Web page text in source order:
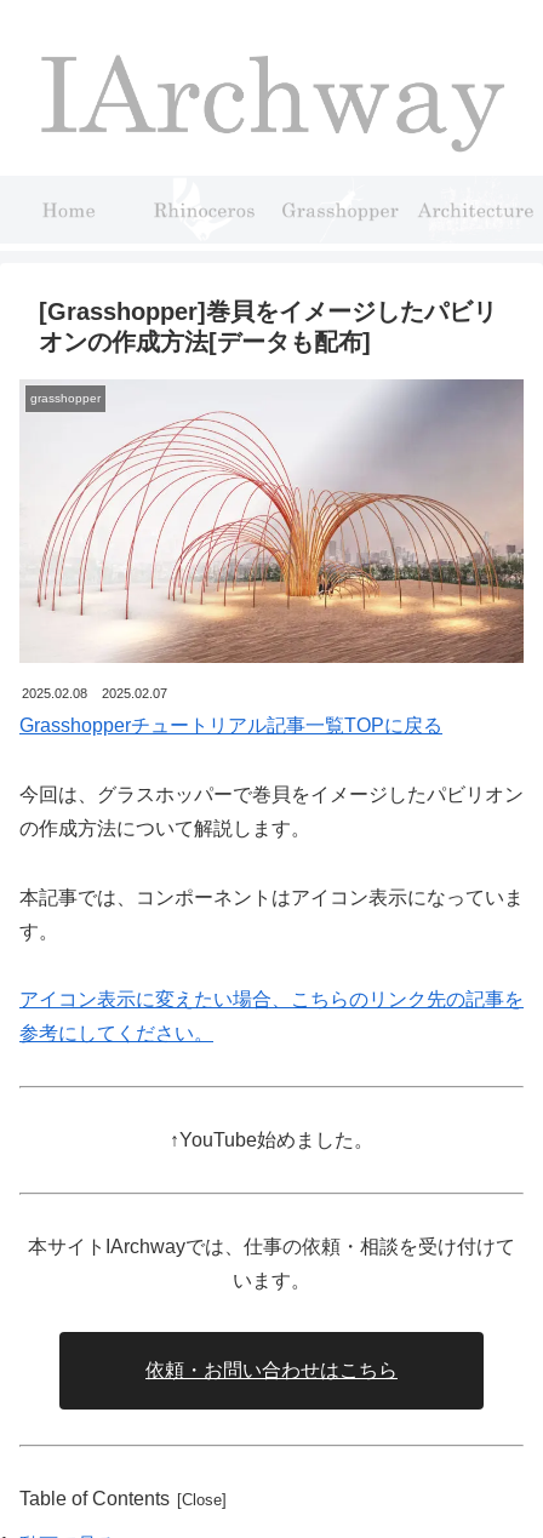
[Grasshopper]巻貝をイメージしたパビリ
オンの作成方法[データも配布]
grasshopper
2025.02.08 2025.02.07
Grasshopperチュートリアル記事一覧TOPに戻る
今回は、グラスホッパーで巻貝をイメージしたパビリオン
の作成方法について解説します。
本記事では、コンポーネントはアイコン表示になっていま
す。
アイコン表示に変えたい場合、こちらのリンク先の記事を
参考にしてください。
↑YouTube始めました。
本サイトIArchwayでは、仕事の依頼・相談を受け付けて
います。
依頼・お問い合わせはこちら
Table of Contents